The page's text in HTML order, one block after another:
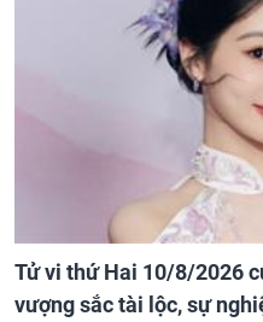
Tử vi thứ Hai 10/8/2026
vượng sắc tài lộc, sự